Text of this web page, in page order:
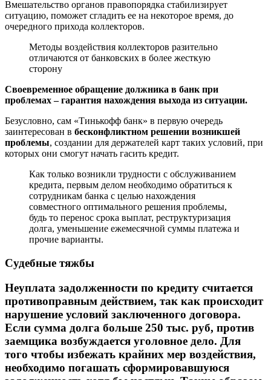
Вмешательство органов правопорядка стабилизирует
ситуацию, поможет сгладить ее на некоторое время, до
очередного прихода коллекторов.
Методы воздействия коллекторов разительно
отличаются от банковских в более жесткую
сторону
Своевременное обращение должника в банк при
проблемах – гарантия нахождения выхода из ситуации.
Безусловно, сам «Тинькофф банк» в первую очередь
заинтересован в бесконфликтном решении возникшей
проблемы, создании для держателей карт таких условий, при
которых они смогут начать гасить кредит.
Как только возникли трудности с обслуживанием
кредита, первым делом необходимо обратиться к
сотрудникам банка с целью нахождения
совместного оптимального решения проблемы,
будь то перенос срока выплат, реструктуризация
долга, уменьшение ежемесячной суммы платежа и
прочие варианты.
Судебные тяжбы
Неуплата задолженности по кредиту считается
противоправным действием, так как происходит
нарушение условий заключенного договора.
Если сумма долга больше 250 тыс. руб, против
заемщика возбуждается уголовное дело. Для
того чтобы избежать крайних мер воздействия,
необходимо погашать сформировавшуюся